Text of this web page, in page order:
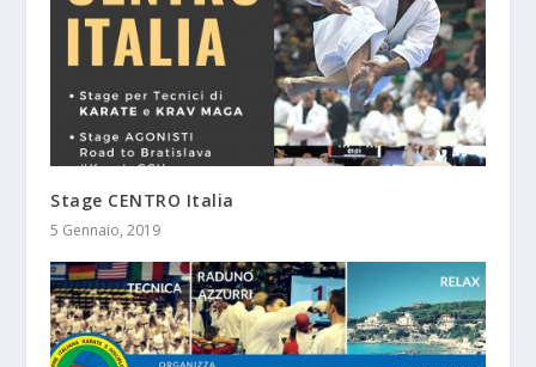
Stage CENTRO Italia
5 Gennaio, 2019